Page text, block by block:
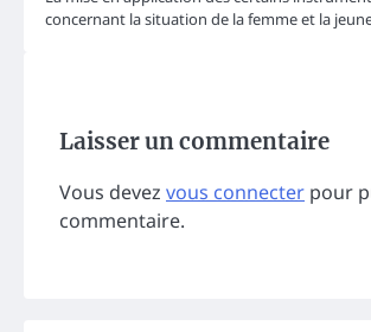
concernant la situation de la femme et la
Laisser un commentaire
Vous devez vous connecter pour
commentaire.